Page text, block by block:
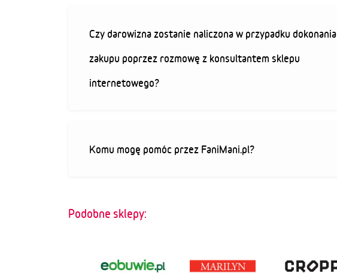
Czy darowizna zostanie naliczona w przypadku dokonania
zakupu poprzez rozmowę z konsultantem sklepu
internetowego?
Komu mogę pomóc przez FaniMani.pl?
Podobne sklepy: